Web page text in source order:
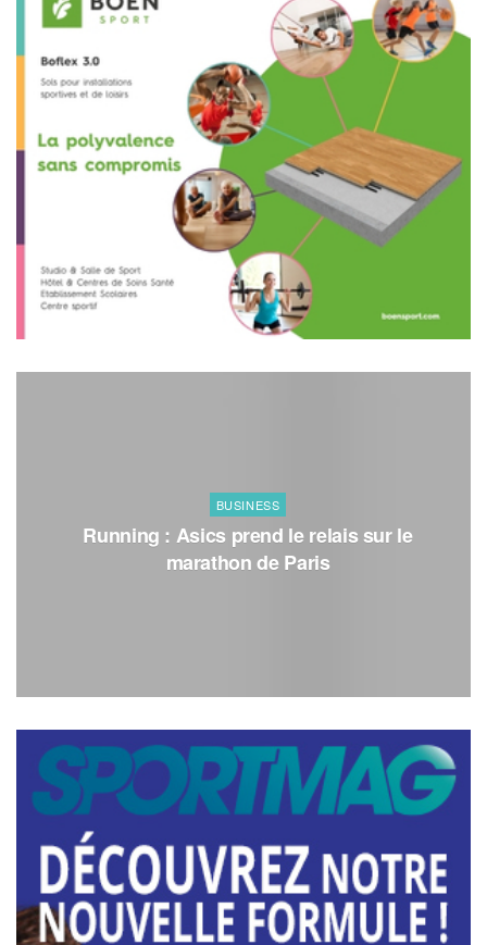
BUSINESS
Running : Asics prend le relais sur le
marathon de Paris